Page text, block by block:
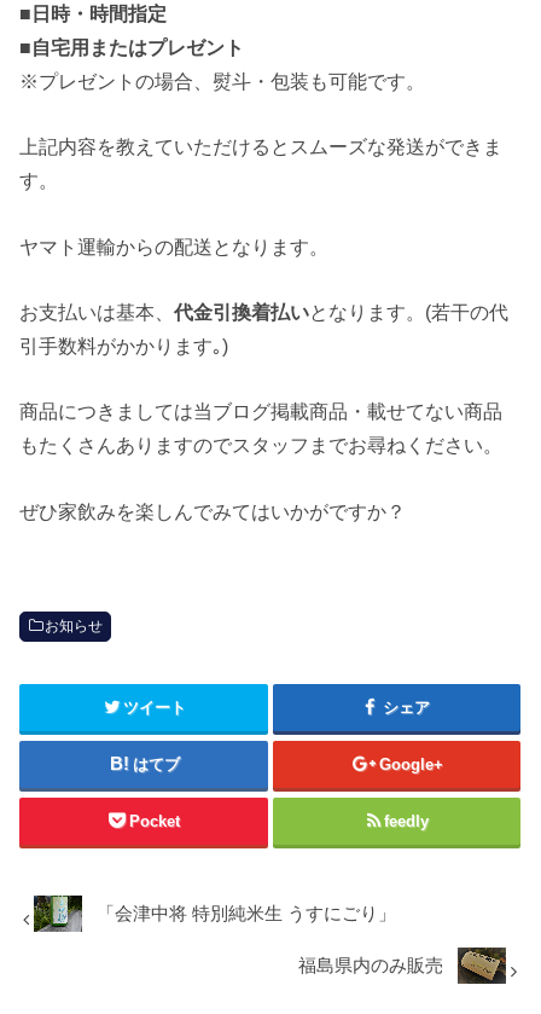
■日時・時間指定
■自宅用またはプレゼント
※プレゼントの場合、熨斗・包装も可能です。
上記内容を教えていただけるとスムーズな発送ができま
す。
ヤマト運輸からの配送となります。
お支払いは基本、代金引換着払いとなります。(若干の代
引手数料がかかります｡)
商品につきましては当ブログ掲載商品・載せてない商品
もたくさんありますのでスタッフまでお尋ねください。
ぜひ家飲みを楽しんでみてはいかがですか？
お知らせ
ツイート シェア
はてブ Google+
Pocket feedly
「会津中将 特別純米生 うすにごり」
福島県内のみ販売